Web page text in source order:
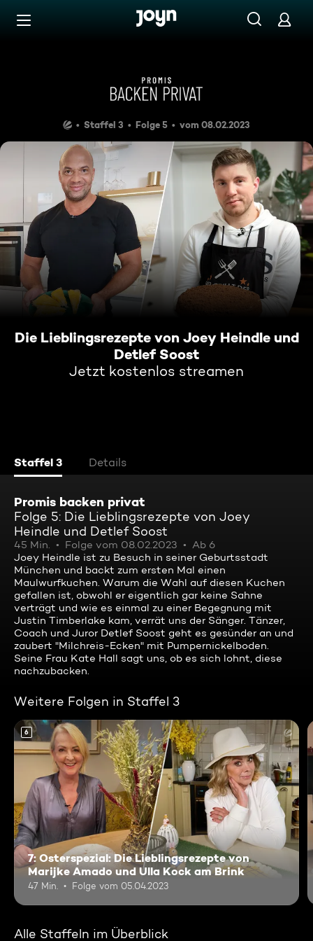
Zum Inhalt springen
Die Lieblingsrezepte von
Staffel 3 Folge 5 vom 08.02.2023
Die Lieblingsrezepte von Joey Heindle und
Detlef Soost
Jetzt kostenlos streamen
Staffel 3 Details
Promis backen privat
Folge 5: Die Lieblingsrezepte von Joey
Heindle und Detlef Soost
45 Min. Folge vom 08.02.2023
Ab 6
Joey Heindle ist zu Besuch in seiner Geburtsstadt
München und backt zum ersten Mal einen
Maulwurfkuchen. Warum die Wahl auf diesen Kuchen
gefallen ist, obwohl er eigentlich gar keine Sahne
verträgt und wie es einmal zu einer Begegnung mit
Justin Timberlake kam, verrät uns der Sänger. Tänzer,
Coach und Juror Detlef Soost geht es gesünder an und
zaubert "Milchreis-Ecken" mit Pumpernickelboden.
Seine Frau Kate Hall sagt uns, ob es sich lohnt, diese
nachzubacken.
Weitere Folgen in Staffel 3
6
7: Osterspezial: Die Lieblingsrezepte von
Marijke Amado und Ulla Kock am Brink
47 Min. Folge vom 05.04.2023
Alle Staffeln im Überblick